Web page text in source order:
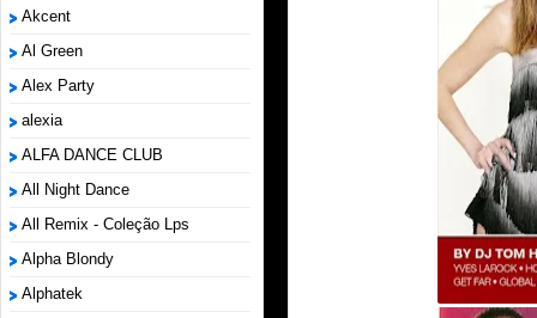
Akcent
Al Green
Alex Party
alexia
ALFA DANCE CLUB
All Night Dance
All Remix - Coleção Lps
Alpha Blondy
Alphatek